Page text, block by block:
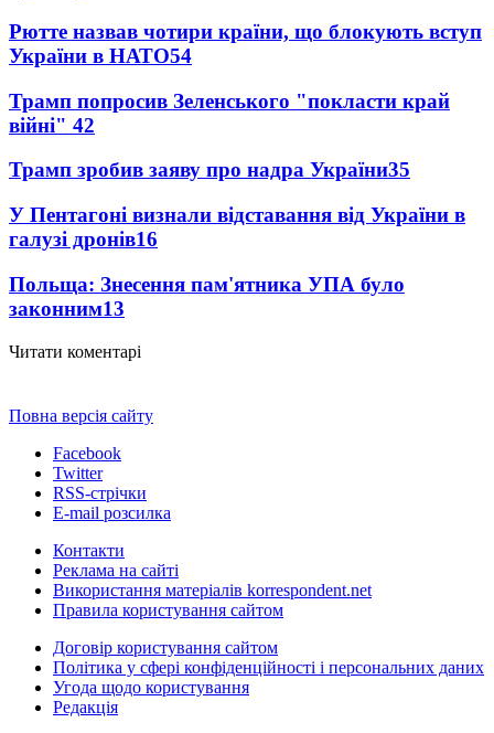
Рютте назвав чотири країни, що блокують вступ
України в НАТО54
Трамп попросив Зеленського "покласти край
війні" 42
Трамп зробив заяву про надра України35
У Пентагоні визнали відставання від України в
галузі дронів16
Польща: Знесення пам'ятника УПА було
законним13
Читати коментарі
Повна версія сайту
Facebook
Twitter
RSS-стрічки
E-mail розсилка
Контакти
Реклама на сайті
Використання матеріалів korrespondent.net
Правила користування сайтом
Договір користування сайтом
Політика у сфері конфіденційності і персональних даних
Угода щодо користування
Редакція